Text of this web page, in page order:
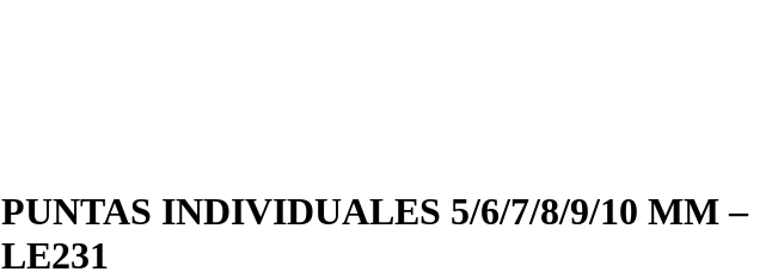
PUNTAS INDIVIDUALES 5/6/7/8/9/10 MM –
LE231